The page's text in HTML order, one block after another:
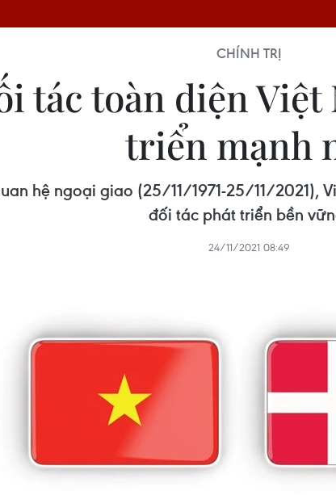
CHÍNH TRỊ
tác toàn diện
triển mạnh
hệ ngoại giao (25/11/1971-25/11/2021),
đối tác phát triển bền
24/11/2021 08:49